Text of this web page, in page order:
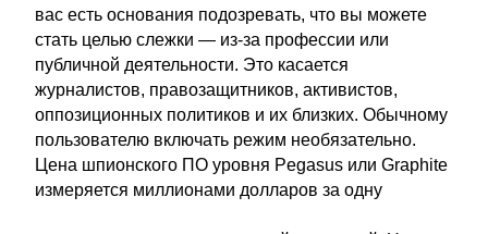
вас есть основания подозревать, что вы можете
стать целью слежки — из-за профессии или
публичной деятельности. Это касается
журналистов, правозащитников, активистов,
оппозиционных политиков и их близких. Обычному
пользователю включать режим необязательно.
Цена шпионского ПО уровня Pegasus или Graphite
измеряется миллионами долларов за одну